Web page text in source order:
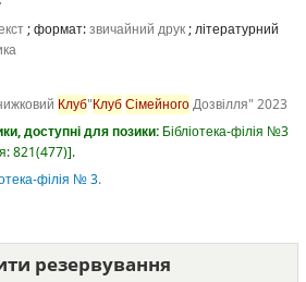
; формат:звичайний друк; літературний
Клуб"КлубСімейногоДозвілля" 2023
доступні для позики: Бібліотека-філія №3
821(477) .
філія № 3.
резервування